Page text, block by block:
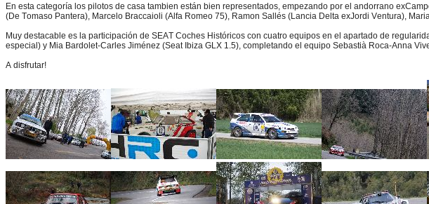
En esta categoría los pilotos de casa tambien están bien representados, empezando por el andorrano
(De Tomaso Pantera), Marcelo Braccaioli (Alfa Romeo 75), Ramon Sallés (Lancia Delta exJordi Ventura),
Muy destacable es la participación de SEAT Coches Históricos con cuatro equipos en el apartado de
especial) y Mia Bardolet-Carles Jiménez (Seat Ibiza GLX 1.5), completando el equipo Sebastià Roca-Anna
A disfrutar!